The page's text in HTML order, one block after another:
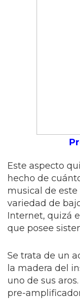
Este aspecto
hecho de
musical de
variedad de
Internet, quizá
que posee
Se trata de un
la madera del
uno de sus
pre-